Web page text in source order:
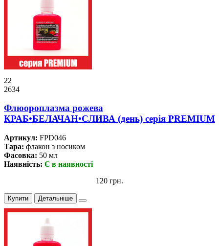
22
2634
Флюороплазма рожева
КРАБ•БЕЛАЧАН•СЛИВА (день) серiя PREMIUM
Артикул: FPD046
Тара: флакон з носиком
Фасовка: 50 мл
Наявність: Є в наявності
120 грн.
Купити Детальніше